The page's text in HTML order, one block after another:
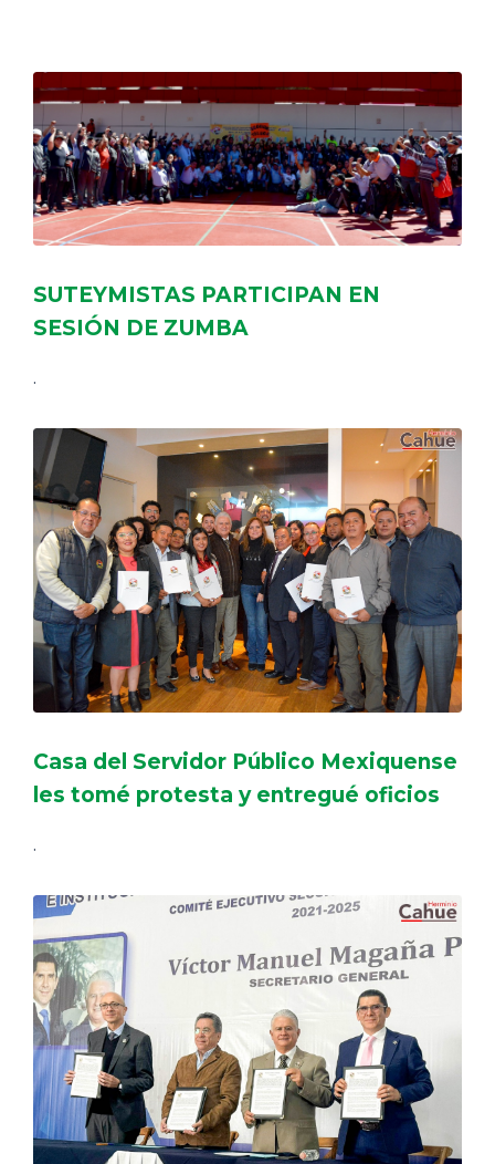
COORDINADORES
TRANSPARENCIA
SUTEYMISTAS PARTICIPAN EN
SESIÓN DE ZUMBA
.
Casa del Servidor Público Mexiquense
les tomé protesta y entregué oficios
.